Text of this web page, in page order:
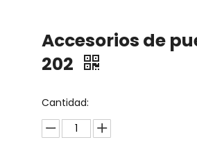
Accesorios de
202
Cantidad: